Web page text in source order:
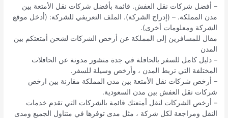
– أفضل شركات نقل العفش. قائمة بأفضل شركات نقل الأمتعة بين
مدن المملكة. – (إدراج الشركة). الملف التعريفي للشركة: (أدخل موقع
الشركة ومعلومات أخرى).
مقال للمسافرين إلى المملكة عن أرخص الشركات لشحن أمتعتكم بين
المدن
– دليل كامل للسفر بالحافلة في جدة منشور مدونة عن الحافلات
المختلفة التي تربط المدن ، وأرخص وسيلة للسفر.
– أرخص شركات نقل الأمتعة بين مدن المملكة مقارنة بين ارخص
شركات نقل العفش بين مدن السعودية.
– أرخص الشركات لنقل أمتعتك قائمة بالشركات التي تقدم خدمات
النقل ومراجعة لكل شركة ، مثل مدى توفرها في متناول الجميع ومدى